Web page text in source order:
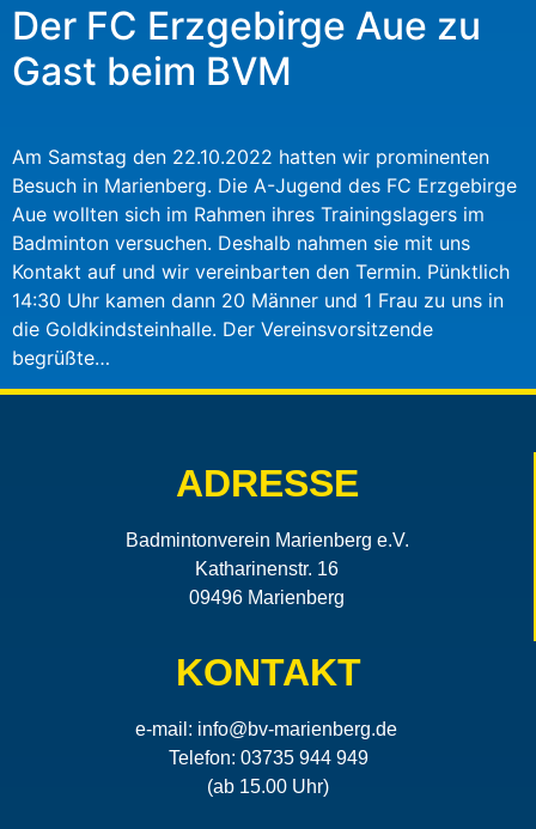
Der FC Erzgebirge Aue zu
Gast beim BVM
Am Samstag den 22.10.2022 hatten wir prominenten
Besuch in Marienberg. Die A-Jugend des FC Erzgebirge
Aue wollten sich im Rahmen ihres Trainingslagers im
Badminton versuchen. Deshalb nahmen sie mit uns
Kontakt auf und wir vereinbarten den Termin. Pünktlich
14:30 Uhr kamen dann 20 Männer und 1 Frau zu uns in
die Goldkindsteinhalle. Der Vereinsvorsitzende
begrüßte…
ADRESSE
Badmintonverein Marienberg e.V.
Katharinenstr. 16
09496 Marienberg
KONTAKT
e-mail: info@bv-marienberg.de
Telefon: 03735 944 949
(ab 15.00 Uhr)